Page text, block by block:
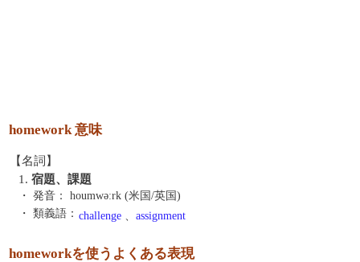
homework 意味
【名詞】
1. 宿題、課題
・ 発音：
houmwəːrk (米国/英国)
・ 類義語： challenge 、 assignment
homeworkを使うよくある表現